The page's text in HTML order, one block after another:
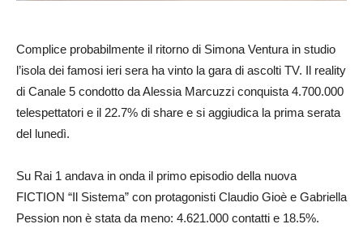
Complice probabilmente il ritorno di Simona Ventura in studio
l’isola dei famosi ieri sera ha vinto la gara di ascolti TV. Il reality
di Canale 5 condotto da Alessia Marcuzzi conquista 4.700.000
telespettatori e il 22.7% di share e si aggiudica la prima serata
del lunedì.
Su Rai 1 andava in onda il primo episodio della nuova
FICTION “Il Sistema” con protagonisti Claudio Gioè e Gabriella
Pession non è stata da meno: 4.621.000 contatti e 18.5%.